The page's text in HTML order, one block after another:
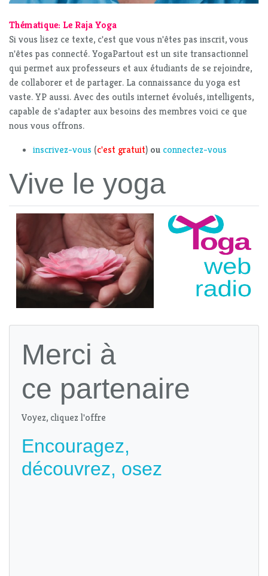
Thématique: Le Raja Yoga
Si vous lisez ce texte, c'est que vous n'êtes pas inscrit, vous
n'êtes pas connecté. YogaPartout est un site transactionnel
qui permet aux professeurs et aux étudiants de se rejoindre,
de collaborer et de partager. La connaissance du yoga est
vaste. YP aussi. Avec des outils internet évolués, intelligents,
capable de s'adapter aux besoins des membres voici ce que
nous vous offrons.
inscrivez-vous (c'est gratuit) ou connectez-vous
Vive le yoga
Merci à
ce partenaire
Voyez, cliquez l'offre
Encouragez,
découvrez, osez